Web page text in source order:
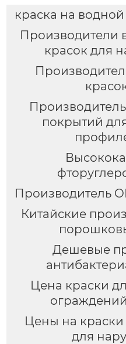
краска на
Производители
красок для
покрытий
Производитель
Китайские
Дешевые
Цена краски
Цены на
для